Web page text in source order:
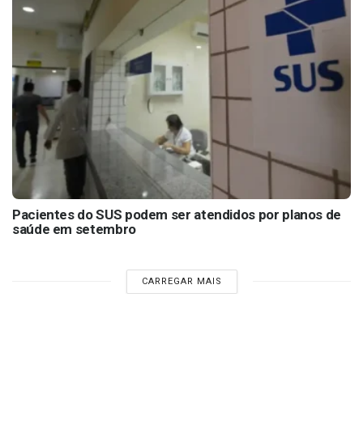
Pacientes do SUS podem ser atendidos por planos de
saúde em setembro
CARREGAR MAIS